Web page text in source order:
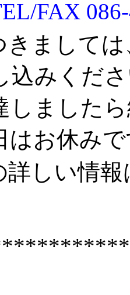
FAX 086-
まして
込みくだ
しました
はお休み
しい情報